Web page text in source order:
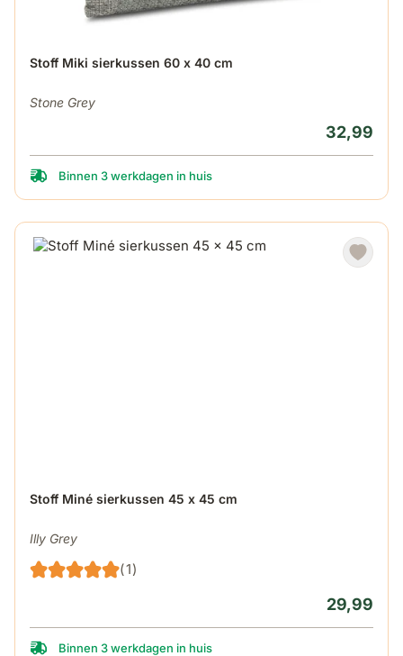
Stoff Miki sierkussen 60 x 40 cm
Stone Grey
32,99
Binnen 3 werkdagen in huis
Stoff Miné sierkussen 45 x 45 cm
Illy Grey
(1)
29,99
Binnen 3 werkdagen in huis